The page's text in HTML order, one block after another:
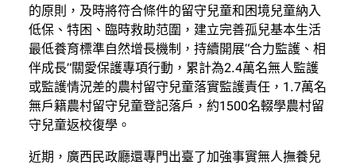
的原則，及時將符合條件的留守兒童和困境兒童納入
低保、特困、臨時救助范圍，建立完善孤兒基本生活
最低養育標準自然增長機制，持續開展“合力監護、相
伴成長”關愛保護專項行動，累計為2.4萬名無人監護
或監護情況差的農村留守兒童落實監護責任，1.7萬名
無戶籍農村留守兒童登記落戶，約1500名輟學農村留
守兒童返校復學。
近期，廣西民政廳還專門出臺了加強事實無人撫養兒